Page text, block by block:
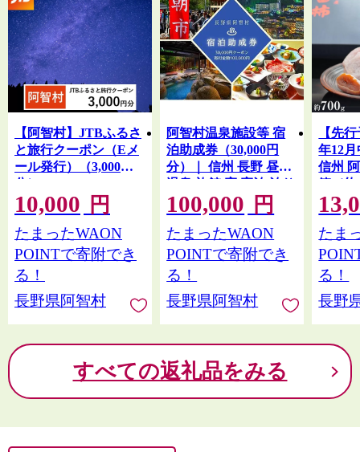
【阿智村】JTBふるさ
と旅行クーポン（Eメ
ール発行）（3,000円
分）
10,000 円
たまったWAON
POINTで寄附でき
る！
長野県阿智村
阿智村温泉施設等 宿
泊助成券（30,000円
分）｜ 信州 長野 昼神
温泉 旅館 宿 宿泊 泊り
お泊り 国内旅行 トラ
ベル 観光 星空 スター
ビレッジ 花桃 温泉
100,000 円
たまったWAON
POINTで寄附でき
る！
長野県阿智村
【先
年12
信州
箱（約
地 名
フルー
たま
る！
長野
すべての返礼品をみる